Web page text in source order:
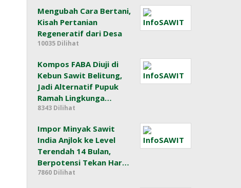
Mengubah Cara Bertani,
Kisah Pertanian
Regeneratif dari Desa
10035 Dilihat
Kompos FABA Diuji di
Kebun Sawit Belitung,
Jadi Alternatif Pupuk
Ramah Lingkunga…
8343 Dilihat
Impor Minyak Sawit
India Anjlok ke Level
Terendah 14 Bulan,
Berpotensi Tekan Har…
7860 Dilihat